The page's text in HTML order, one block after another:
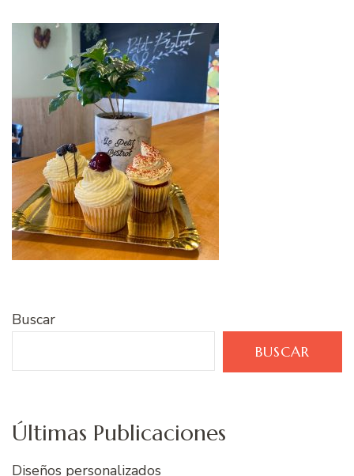
Buscar
BUSCAR
Últimas Publicaciones
Diseños personalizados